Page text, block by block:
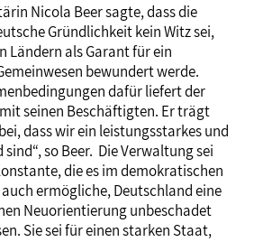
Nicola Beer sagte, dass die
Gründlichkeit kein Witz sei,
Ländern als Garant für ein
bewundert werde.
dafür liefert der
seinen Beschäftigten. Er trägt
dass wir ein leistungsstarkes und
so Beer. Die Verwaltung sei
die es im demokratischen
ermögliche, Deutschland eine
Neuorientierung unbeschadet
Sie sei für einen starken Staat,